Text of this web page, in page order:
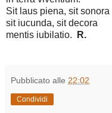
Sit laus piena, sit sonora
sit iucunda, sit decora
mentis iubilatio.
R.
Pubblicato alle 22:02
Condividi